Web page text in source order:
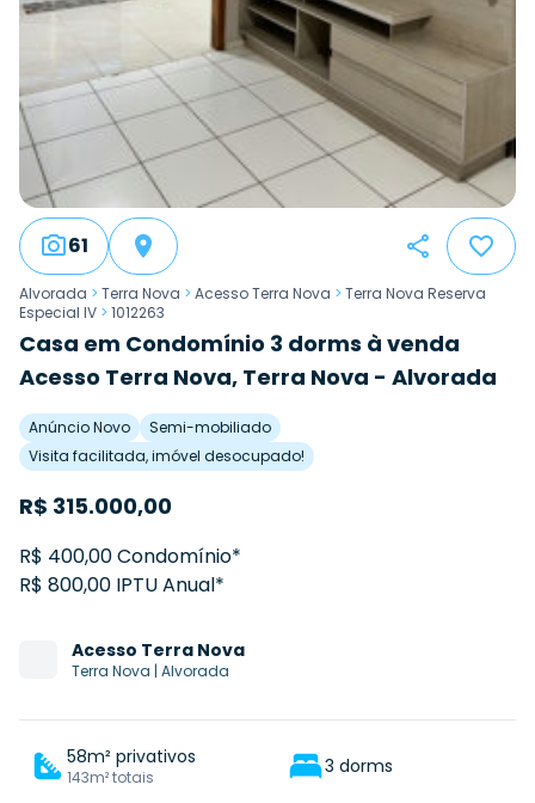
61
Alvorada > Terra Nova > Acesso Terra Nova > Terra Nova Reserva
Especial IV > 1012263
Casa em Condomínio 3 dorms à venda
Acesso Terra Nova, Terra Nova - Alvorada
Anúncio Novo
Semi-mobiliado
Visita facilitada, imóvel desocupado!
R$ 315.000,00
R$ 400,00 Condomínio*
R$ 800,00 IPTU Anual*
Acesso Terra Nova
Terra Nova | Alvorada
58m² privativos
143m² totais 3 dorms